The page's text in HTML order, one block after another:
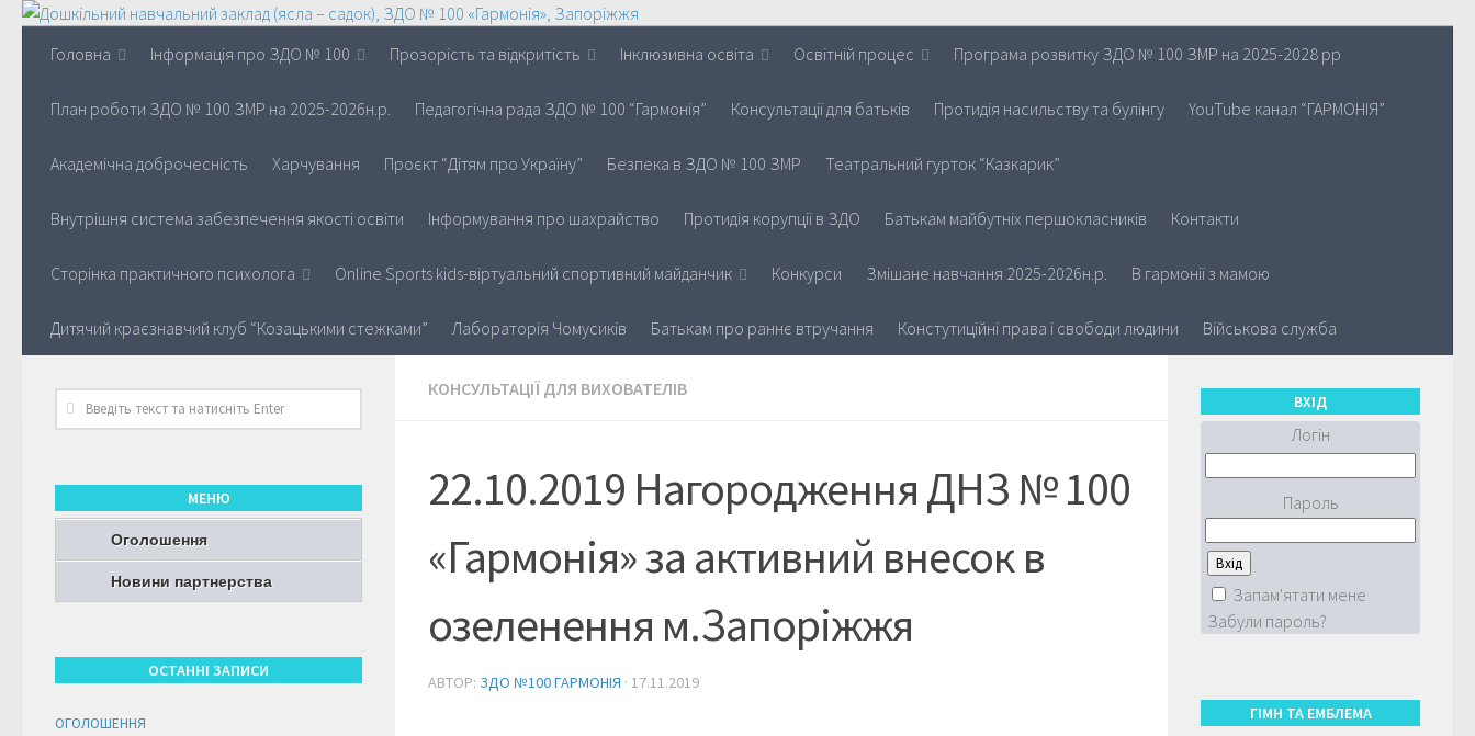
Головна Інформація про ЗДО № 100 Прозорість та відкритість Інклюзивна освіта Освітній процес Програма розвитку ЗДО № 100 ЗМР на 2025-2028 рр
План роботи ЗДО № 100 ЗМР на 2025-2026н.р. Педагогічна рада ЗДО № 100 “Гармонія” Консультації для батьків Протидія насильству та булінгу YouTube канал “ГАРМОНІЯ”
Академічна доброчесність Харчування Проєкт “Дітям про Україну” Безпека в ЗДО № 100 ЗМР Театральний гурток “Казкарик”
Внутрішня система забезпечення якості освіти Інформування про шахрайство Протидія корупції в ЗДО Батькам майбутніх першокласників Контакти
Сторінка практичного психолога Online Sports kids-віртуальний спортивний майданчик Конкурси Змішане навчання 2025-2026н.р. В гармонії з мамою
Дитячий краєзнавчий клуб “Козацькими стежками” Лабораторія Чомусиків Батькам про раннє втручання Констутиційні права і свободи людини Військова служба
КОНСУЛЬТАЦІЇ ДЛЯ ВИХОВАТЕЛІВ
22.10.2019 Нагородження ДНЗ № 100
«Гармонія» за активний внесок в
озеленення м.Запоріжжя
АВТОР: ЗДО №100 ГАРМОНІЯ · 17.11.2019
МЕНЮ
Оголошення
Новини партнерства
ОСТАННІ ЗАПИСИ
ОГОЛОШЕННЯ
ВХІД
Логін
Пароль
Запам'ятати мене
Забули пароль?
ГІМН ТА ЕМБЛЕМА